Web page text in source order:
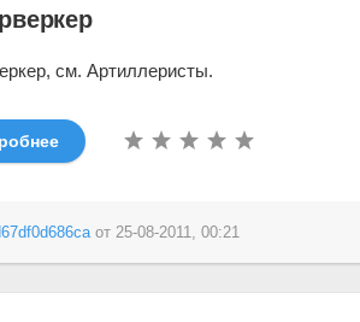
см. Артиллеристы.
от 25-08-2011, 00:21